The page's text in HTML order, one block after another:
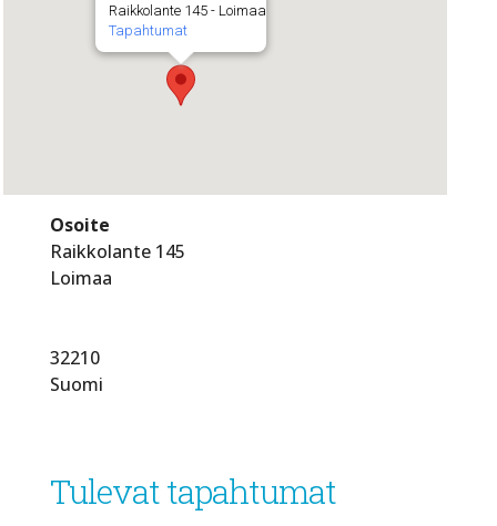
Raikkolante 145 - Loimaa
Tapahtumat
Osoite
Raikkolante 145
Loimaa
32210
Suomi
Tulevat tapahtumat